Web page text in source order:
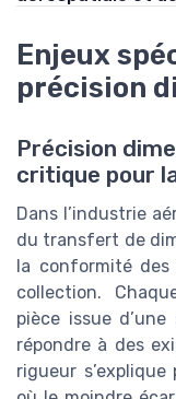
Enjeux
précision
Précision
critique pour
Dans l’industrie
du transfert de
la conformité
collection.
pièce issue
répondre à des
rigueur